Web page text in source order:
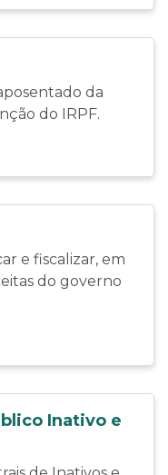
da
do IRPF.
e fiscalizar, em
do governo
Inativo e